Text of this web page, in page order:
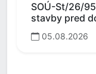
SOÚ-St/26/
stavby pred
05.08.2026